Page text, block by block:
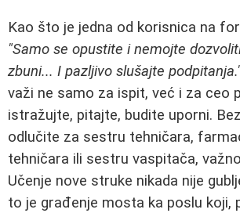
Kao što je jedna od korisnica na
"Samo se opustite i nemojte
zbuni... I pazljivo slušajte
važi ne samo za ispit, već i za ceo
istražujte, pitajte, budite uporni.
odlučite za sestru tehničara,
tehničara ili sestru vaspitača,
Učenje nove struke nikada nije
to je građenje mosta ka poslu koji,